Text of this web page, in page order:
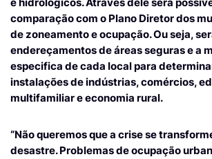
comparação com o Plano Diretor dos
de zoneamento e ocupação. Ou seja,
endereçamentos de áreas seguras e a
especifica de cada local para
instalações de indústrias, comércios,
multifamiliar e economia rural.
“Não queremos que a crise se
desastre. Problemas de ocupação